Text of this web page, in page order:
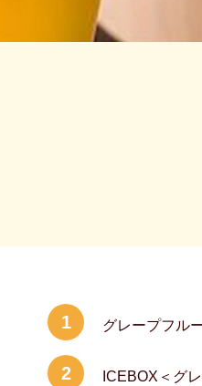
1 グレープフル
2 ICEBOX＜グ